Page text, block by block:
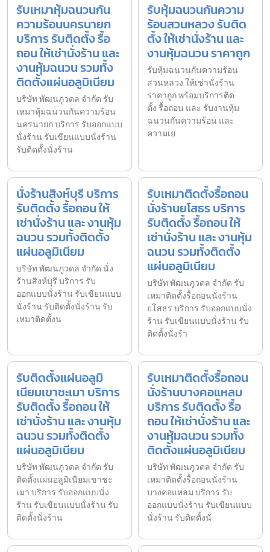
รับเหมาหุ้มฉนวนกัน
ความร้อนนครนายก
บริการ รับติดตั้ง รื้อ
ถอน ให้เช่านั่งร้าน และ
งานหุ้มฉนวน รวมทั้ง
ติดตั้งแผ่นอลูมิเนียม
บริษัท พัฒนภูวดล จำกัด รับ
เหมาหุ้มฉนวนกันความร้อน
นครนายก บริการ รับออกแบบ
นั่งร้าน รับเขียนแบบนั่งร้าน
รับติดตั้งนั่งร้าน
รับหุ้มฉนวนกันความ
ร้อนสวนหลวง รับติด
ตั้ง ให้เช่านั่งร้าน และ
งานหุ้มฉนวน ราคาถูก
รับหุ้มฉนวนกันความร้อน
สวนหลวง ให้เช่านั่งร้าน
ราคาถูก พร้อมบริการติด
ตั้ง รื้อถอน และ รับงานหุ้ม
ฉนวนกันความร้อน และ
ความเย
นั่งร้านสิงห์บุรี บริการ
รับติดตั้ง รื้อถอน ให้
เช่านั่งร้าน และ งานหุ้ม
ฉนวน รวมทั้งติดตั้ง
แผ่นอลูมิเนียม
บริษัท พัฒนภูวดล จำกัด นั่ง
ร้านสิงห์บุรี บริการ รับ
ออกแบบนั่งร้าน รับเขียนแบบ
นั่งร้าน รับติดตั้งนั่งร้าน รับ
เหมาติดตั้งน
รับเหมาติดตั้งรื้อถอน
นั่งร้านยโสธร บริการ
รับติดตั้ง รื้อถอน ให้
เช่านั่งร้าน และ งานหุ้ม
ฉนวน รวมทั้งติดตั้ง
แผ่นอลูมิเนียม
บริษัท พัฒนภูวดล จำกัด รับ
เหมาติดตั้งรื้อถอนนั่งร้าน
ยโสธร บริการ รับออกแบบนั่ง
ร้าน รับเขียนแบบนั่งร้าน รับ
ติดตั้งนั่งร้า
รับติดตั้งแผ่นอลูมิ
เนียมเขาชะเมา บริการ
รับติดตั้ง รื้อถอน ให้
เช่านั่งร้าน และ งานหุ้ม
ฉนวน รวมทั้งติดตั้ง
แผ่นอลูมิเนียม
บริษัท พัฒนภูวดล จำกัด รับ
ติดตั้งแผ่นอลูมิเนียมเขาชะ
เมา บริการ รับออกแบบนั่ง
ร้าน รับเขียนแบบนั่งร้าน รับ
ติดตั้งนั่งร้าน
รับเหมาติดตั้งรื้อถอน
นั่งร้านบางคอแหลม
บริการ รับติดตั้ง รื้อ
ถอน ให้เช่านั่งร้าน และ
งานหุ้มฉนวน รวมทั้ง
ติดตั้งแผ่นอลูมิเนียม
บริษัท พัฒนภูวดล จำกัด รับ
เหมาติดตั้งรื้อถอนนั่งร้าน
บางคอแหลม บริการ รับ
ออกแบบนั่งร้าน รับเขียนแบบ
นั่งร้าน รับติดตั้งนั่